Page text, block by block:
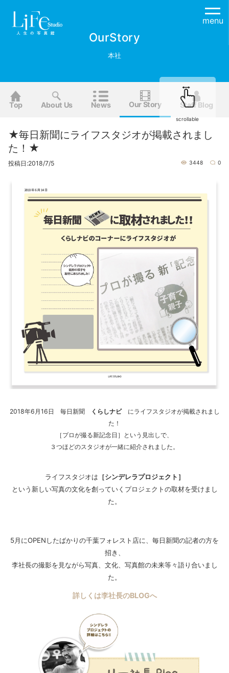
menu
OurStory
本社
Top About Us News Our Story Staff Blog
★毎日新聞にライフスタジオが掲載されまし
た！★
投稿日:2018/7/5 3448 0
2018年6月16日 毎日新聞 くらしナビ にライフスタジオが掲載されまし
た！
［プロが撮る新記念日］という見出しで、
３つほどのスタジオが一緒に紹介されました。
ライフスタジオは ［シンデレラプロジェクト］
という新しい写真の文化を創っていくプロジェクトの取材を受けまし
た。
5月にOPENしたばかりの千葉フォレスト店に、毎日新聞の記者の方を
招き、
李社長の撮影を見ながら写真、文化、写真館の未来等々語り合いまし
た。
詳しくは李社長のBLOGへ